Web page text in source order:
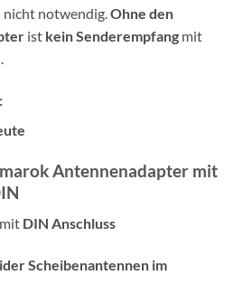
notwendig.Ohne den
ist kein Senderempfang mit
Antennenadapter mit
mitDIN Anschluss
Scheibenantennen im